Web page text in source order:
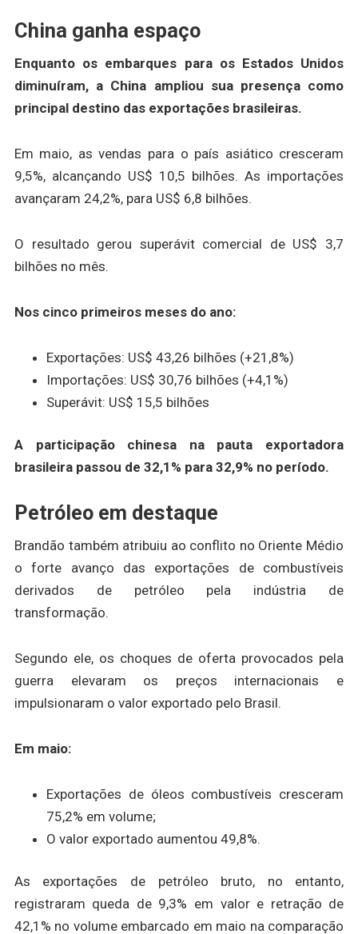
China ganha espaço
Enquanto os embarques para os Estados Unidos
diminuíram, a China ampliou sua presença como
principal destino das exportações brasileiras.
Em maio, as vendas para o país asiático cresceram
9,5%, alcançando US$ 10,5 bilhões. As importações
avançaram 24,2%, para US$ 6,8 bilhões.
O resultado gerou superávit comercial de US$ 3,7
bilhões no mês.
Nos cinco primeiros meses do ano:
Exportações: US$ 43,26 bilhões (+21,8%)
Importações: US$ 30,76 bilhões (+4,1%)
Superávit: US$ 15,5 bilhões
A participação chinesa na pauta exportadora
brasileira passou de 32,1% para 32,9% no período.
Petróleo em destaque
Brandão também atribuiu ao conflito no Oriente Médio
o forte avanço das exportações de combustíveis
derivados de petróleo pela indústria de
transformação.
Segundo ele, os choques de oferta provocados pela
guerra elevaram os preços internacionais e
impulsionaram o valor exportado pelo Brasil.
Em maio:
Exportações de óleos combustíveis cresceram
75,2% em volume;
O valor exportado aumentou 49,8%.
As exportações de petróleo bruto, no entanto,
registraram queda de 9,3% em valor e retração de
42,1% no volume embarcado em maio na comparação